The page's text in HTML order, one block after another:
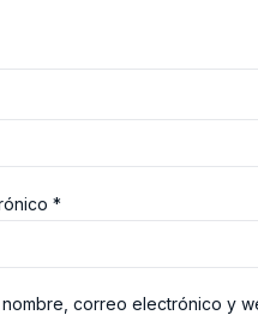
*
nombre, correo electrónico y